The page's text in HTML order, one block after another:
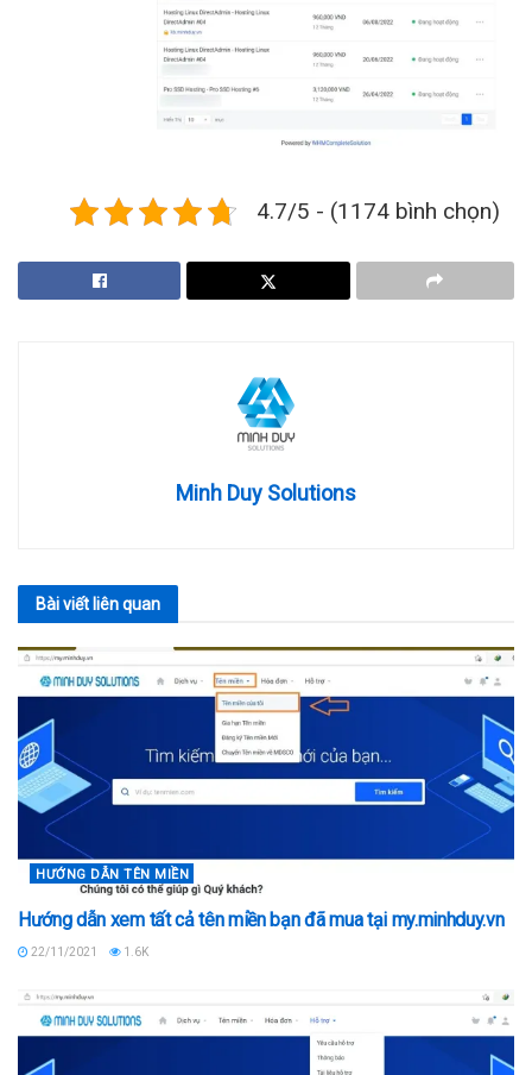
4.7/5 - (1174 bình chọn)
Minh Duy Solutions
Bài viết liên quan
HƯỚNG DẪN TÊN MIỀN
Hướng dẫn xem tất cả tên miền bạn đã mua tại my.minhduy.vn
22/11/2021 1.6K